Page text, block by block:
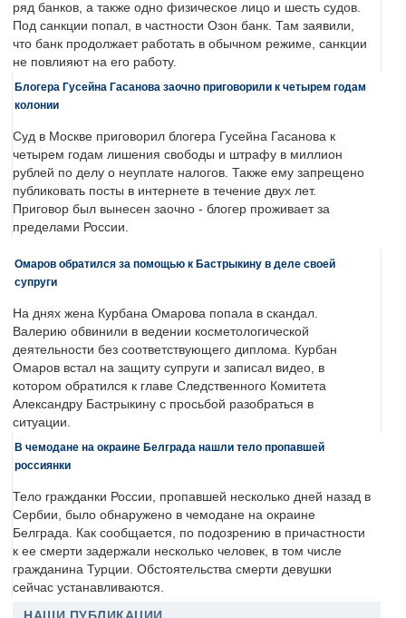
ряд банков, а также одно физическое лицо и шесть судов.
Под санкции попал, в частности Озон банк. Там заявили,
что банк продолжает работать в обычном режиме, санкции
не повлияют на его работу.
Блогера Гусейна Гасанова заочно приговорили к четырем годам
колонии
Суд в Москве приговорил блогера Гусейна Гасанова к
четырем годам лишения свободы и штрафу в миллион
рублей по делу о неуплате налогов. Также ему запрещено
публиковать посты в интернете в течение двух лет.
Приговор был вынесен заочно - блогер проживает за
пределами России.
Омаров обратился за помощью к Бастрыкину в деле своей
супруги
На днях жена Курбана Омарова попала в скандал.
Валерию обвинили в ведении косметологической
деятельности без соответствующего диплома. Курбан
Омаров встал на защиту супруги и записал видео, в
котором обратился к главе Следственного Комитета
Александру Бастрыкину с просьбой разобраться в
ситуации.
В чемодане на окраине Белграда нашли тело пропавшей
россиянки
Тело гражданки России, пропавшей несколько дней назад в
Сербии, было обнаружено в чемодане на окраине
Белграда. Как сообщается, по подозрению в причастности
к ее смерти задержали несколько человек, в том числе
гражданина Турции. Обстоятельства смерти девушки
сейчас устанавливаются.